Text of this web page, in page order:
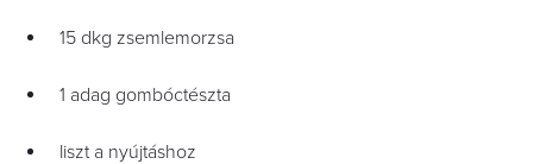
15 dkg zsemlemorzsa
1 adag gombóctészta
liszt a nyújtáshoz